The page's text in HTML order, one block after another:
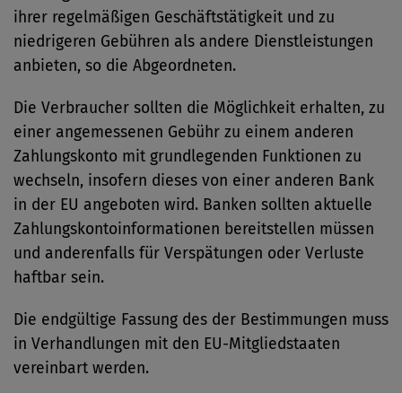
ihrer regelmäßigen Geschäftstätigkeit und zu
niedrigeren Gebühren als andere Dienstleistungen
anbieten, so die Abgeordneten.
Die Verbraucher sollten die Möglichkeit erhalten, zu
einer angemessenen Gebühr zu einem anderen
Zahlungskonto mit grundlegenden Funktionen zu
wechseln, insofern dieses von einer anderen Bank
in der EU angeboten wird. Banken sollten aktuelle
Zahlungskontoinformationen bereitstellen müssen
und anderenfalls für Verspätungen oder Verluste
haftbar sein.
Die endgültige Fassung des der Bestimmungen muss
in Verhandlungen mit den EU-Mitgliedstaaten
vereinbart werden.